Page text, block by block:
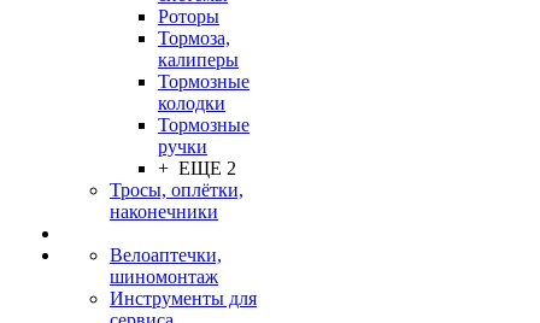
Роторы
Тормоза,
калиперы
Тормозные
колодки
Тормозные
ручки
+ ЕЩЕ 2
Тросы, оплётки,
наконечники
Велоаптечки,
шиномонтаж
Инструменты для